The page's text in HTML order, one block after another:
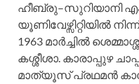
ഹീബ്രു–സുറിയാനി
യൂണിവേഴ്സിറ്റിയില്‍
1963 മാര്‍ച്ചില്‍
കശ്ശീശാ. കാരാപ്പുഴ
മാത്യൂസ്‌ പ്രഥമന്‍